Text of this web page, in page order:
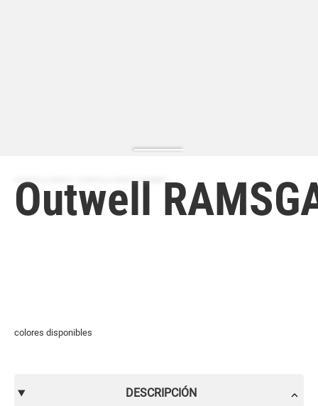
ZAPATILLA MODA | ZAPATILLA MODA HOMBRE
Outwell
colores disponibles
DESCRIPCIÓN